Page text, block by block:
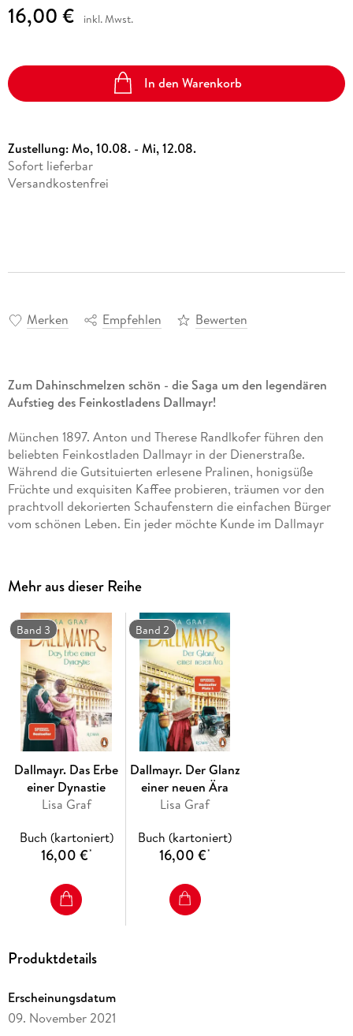
16,00 € inkl. Mwst.
In den Warenkorb
Zustellung:Mo, 10.08. - Mi, 12.08.
Sofort lieferbar
Versandkostenfrei
Merken Empfehlen Bewerten
Zum Dahinschmelzen schön - die Saga um den legendären
Aufstieg des Feinkostladens Dallmayr!
München 1897. Anton und Therese Randlkofer führen den
beliebten Feinkostladen Dallmayr in der Dienerstraße.
Während die Gutsituierten erlesene Pralinen, honigsüße
Früchte und exquisiten Kaffee probieren, träumen vor den
prachtvoll dekorierten Schaufenstern die einfachen Bürger
vom schönen Leben. Ein jeder möchte Kunde im Dallmayr
Anton ganz unerwartet verstirbt. Schon wenige Tage später
beginnt sein Bruder Max zu intrigieren, um das florierende
Geschäft unrechtmäßig an sich zu reißen. Entschlossen, ihm
das Feld nicht kampflos zu überlassen, setzt sich Therese an
die Spitze des Unternehmens. Noch weiß sie nicht, dass auch
in den eigenen vier Wänden Geheimnisse lauern . . .
Akribisch recherchiert, mitreißend geschrieben - Lisa Graf
entführt ihre Leserinnen in diesem wunderschön
ausgestatteten Paperback-Roman ins München der
Jahrhundertwende. Perfekt zum Schwelgen und Genießen!
Mehr aus dieser Reihe
Band 3
Dallmayr. Das Erbe
einer Dynastie
Lisa Graf
Buch (kartoniert)
16,00 €*
Band 2
Dallmayr. Der Glanz
einer neuen Ära
Lisa Graf
Buch (kartoniert)
16,00 €*
Produktdetails
Erscheinungsdatum
09. November 2021